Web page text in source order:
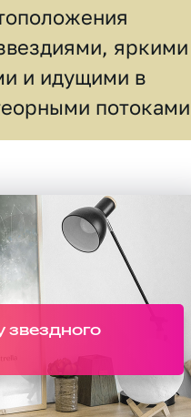
яркими
и идущими в
звездного